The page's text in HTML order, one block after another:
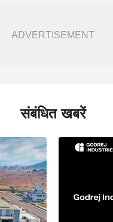
ADVERTISEMENT
संबंधित खबरें